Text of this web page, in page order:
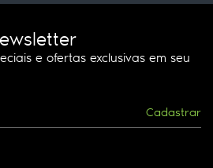
e ofertas exclusivas em seu
Cadastrar